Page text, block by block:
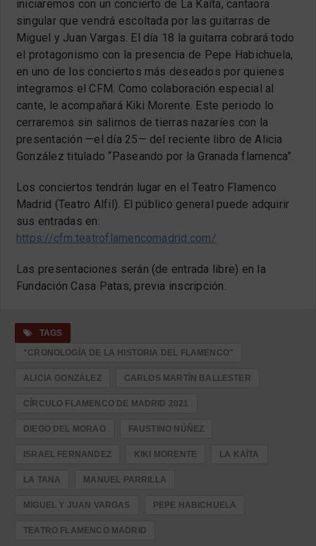
iniciaremos con un concierto de La Kaíta, cantaora
singular que vendrá escoltada por las guitarras de
Miguel y Juan Vargas. El día 18 la guitarra cobrará todo
el protagonismo con la presencia de Pepe Habichuela,
en uno de los conciertos más deseados por quienes
integramos el CFM. Como colaboración especial al
cante, le acompañará Kiki Morente. Este periodo lo
cerraremos sin salirnos de tierras nazaríes con la
presentación —el día 25— del reciente libro de Alicia
González titulado “Paseando por la Granada flamenca”.
Los conciertos tendrán lugar en el Teatro Flamenco
Madrid (Teatro Alfil). El público general puede adquirir
sus entradas en:
https://cfm.teatroflamencomadrid.com/
Las presentaciones serán (de entrada libre) en la
Fundación Casa Patas, previa inscripción.
TAGS
"CRONOLOGÍA DE LA HISTORIA DEL FLAMENCO"
ALICIA GONZÁLEZ CARLOS MARTÍN BALLESTER
CÍRCULO FLAMENCO DE MADRID 2021
DIEGO DEL MORAO FAUSTINO NÚÑEZ
ISRAEL FERNANDEZ KIKI MORENTE LA KAÍTA
LA TANA MANUEL PARRILLA
MIGUEL Y JUAN VARGAS PEPE HABICHUELA
TEATRO FLAMENCO MADRID